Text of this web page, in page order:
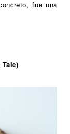
fue una